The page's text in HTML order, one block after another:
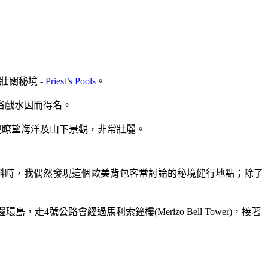
闊秘境 - Priest’s Pools 。
水因而得名。
望海洋及山下景觀，非常壯麗。
，我偶然發現這個歐美背包客常討論的秘境健行地點；除了
環島，走4號公路會經過馬利索鐘樓(Merizo Bell Tower) ，接著